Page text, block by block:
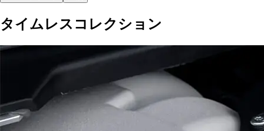
タイムレスコレクション